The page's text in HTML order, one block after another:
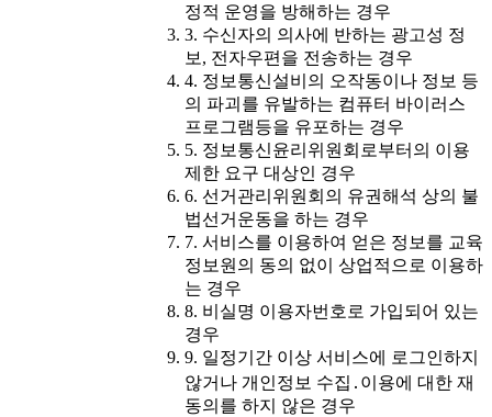
정적 운영을 방해하는 경우
3. 수신자의 의사에 반하는 광고성 정
보, 전자우편을 전송하는 경우
4. 정보통신설비의 오작동이나 정보 등
의 파괴를 유발하는 컴퓨터 바이러스
프로그램등을 유포하는 경우
5. 정보통신윤리위원회로부터의 이용
제한 요구 대상인 경우
6. 선거관리위원회의 유권해석 상의 불
법선거운동을 하는 경우
7. 서비스를 이용하여 얻은 정보를 교육
정보원의 동의 없이 상업적으로 이용하
는 경우
8. 비실명 이용자번호로 가입되어 있는
경우
9. 일정기간 이상 서비스에 로그인하지
않거나 개인정보 수집․이용에 대한 재
동의를 하지 않은 경우